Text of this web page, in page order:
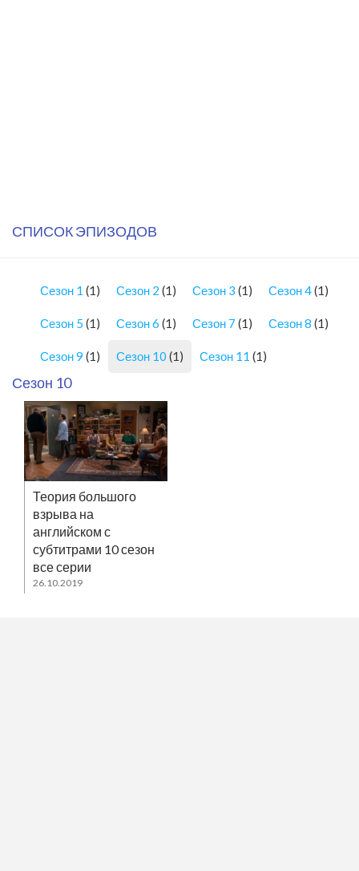
СПИСОК ЭПИЗОДОВ
Сезон 1 (1) Сезон 2 (1) Сезон 3 (1) Сезон 4(1)
Сезон 5 (1) Сезон 6 (1) Сезон 7 (1) Сезон 8 (1)
Сезон 9 (1) Сезон 10 (1) Сезон 11 (1)
Сезон 10
Теория большого
взрыва на
английском с
субтитрами 10 сезон
все серии
26.10.2019